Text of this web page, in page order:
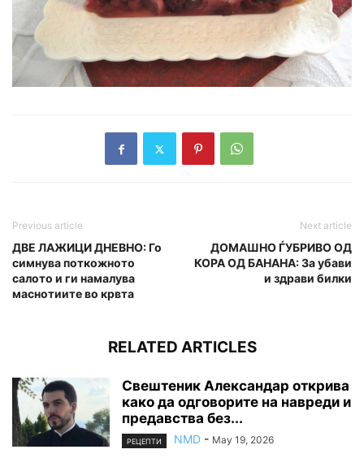
Previous article
ДВЕ ЛАЖИЦИ ДНЕВНО: Го
симнува поткожното
салото и ги намалува
маснотиите во крвта
Next article
ДОМАШНО ЃУБРИВО ОД
КОРА ОД БАНАНА: За убави
и здрави билки
RELATED ARTICLES
Свештеник Александар открива
како да одговорите на навреди и
предавства без...
РЕЦЕПТИ NMD - May 19, 2026